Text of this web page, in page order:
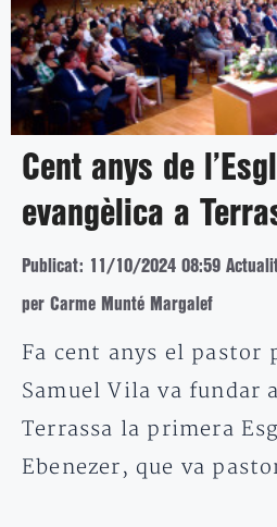
Cent anys de
evangèlica a
Publicat: 11/10/2024 08:59
per Carme Munté Margalef
Fa cent anys el pastor
Samuel Vila va fundar
Terrassa la primera
Ebenezer, que va